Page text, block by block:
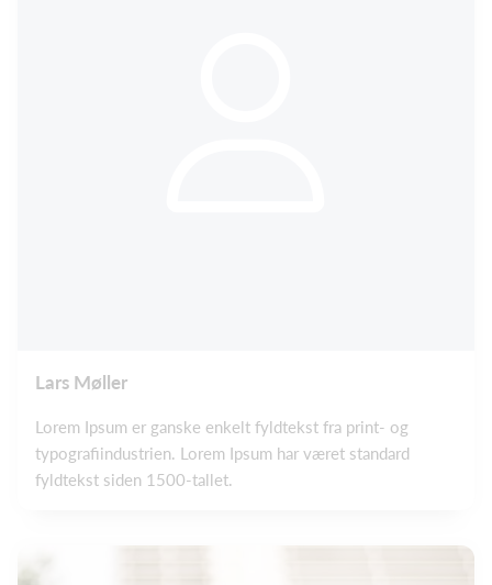
Lars Møller
Lorem Ipsum er ganske enkelt fyldtekst fra print- og
typografiindustrien. Lorem Ipsum har været standard
fyldtekst siden 1500-tallet.